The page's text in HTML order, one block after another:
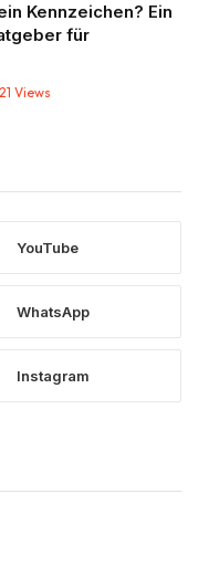
Kennzeichen? Ein
für
Views
YouTube
WhatsApp
Instagram